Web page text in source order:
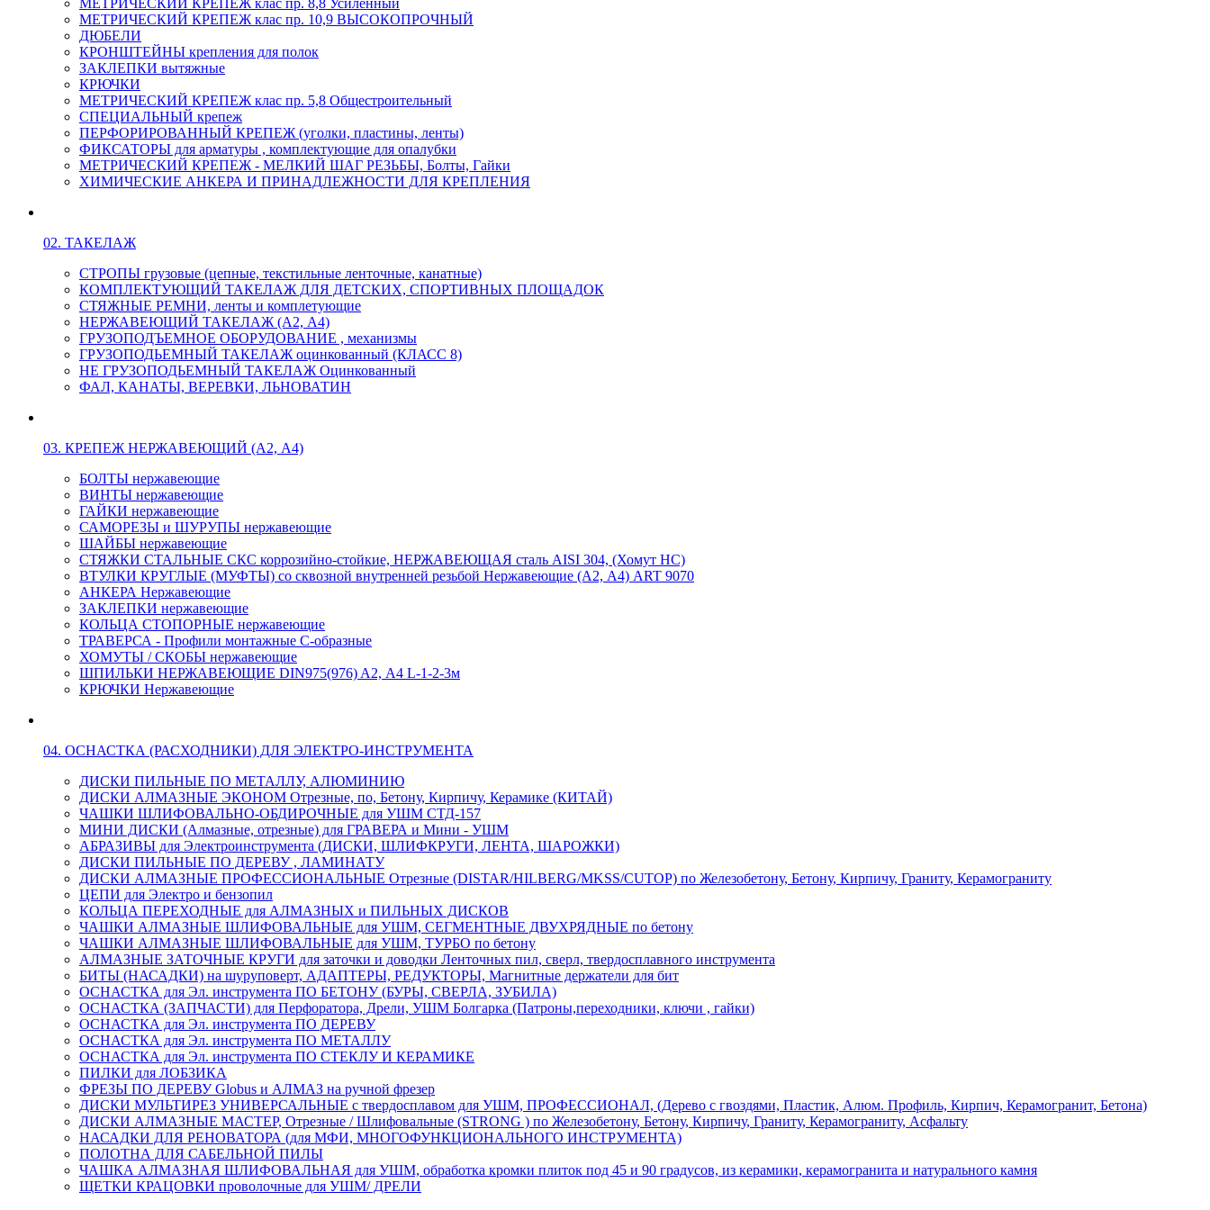
МЕТРИЧЕСКИЙ КРЕПЕЖ клас пр. 8,8 Усиленный
МЕТРИЧЕСКИЙ КРЕПЕЖ клас пр. 10,9 ВЫСОКОПРОЧНЫЙ
ДЮБЕЛИ
КРОНШТЕЙНЫ крепления для полок
ЗАКЛЕПКИ вытяжные
КРЮЧКИ
МЕТРИЧЕСКИЙ КРЕПЕЖ клас пр. 5,8 Общестроительный
СПЕЦИАЛЬНЫЙ крепеж
ПЕРФОРИРОВАННЫЙ КРЕПЕЖ (уголки, пластины, ленты)
ФИКСАТОРЫ для арматуры , комплектующие для опалубки
МЕТРИЧЕСКИЙ КРЕПЕЖ - МЕЛКИЙ ШАГ РЕЗЬБЫ, Болты, Гайки
ХИМИЧЕСКИЕ АНКЕРА И ПРИНАДЛЕЖНОСТИ ДЛЯ КРЕПЛЕНИЯ
02. ТАКЕЛАЖ
СТРОПЫ грузовые (цепные, текстильные ленточные, канатные)
КОМПЛЕКТУЮЩИЙ ТАКЕЛАЖ ДЛЯ ДЕТСКИХ, СПОРТИВНЫХ ПЛОЩАДОК
СТЯЖНЫЕ РЕМНИ, ленты и комплетующие
НЕРЖАВЕЮЩИЙ ТАКЕЛАЖ (А2, А4)
ГРУЗОПОДЪЕМНОЕ ОБОРУДОВАНИЕ , механизмы
ГРУЗОПОДЬЕМНЫЙ ТАКЕЛАЖ оцинкованный (КЛАСС 8)
НЕ ГРУЗОПОДЬЕМНЫЙ ТАКЕЛАЖ Оцинкованный
ФАЛ, КАНАТЫ, ВЕРЕВКИ, ЛЬНОВАТИН
03. КРЕПЕЖ НЕРЖАВЕЮЩИЙ (А2, А4)
БОЛТЫ нержавеющие
ВИНТЫ нержавеющие
ГАЙКИ нержавеющие
САМОРЕЗЫ и ШУРУПЫ нержавеющие
ШАЙБЫ нержавеющие
СТЯЖКИ СТАЛЬНЫЕ СКС коррозийно-стойкие, НЕРЖАВЕЮЩАЯ сталь AISI 304, (Хомут НС)
ВТУЛКИ КРУГЛЫЕ (МУФТЫ) со сквозной внутренней резьбой Нержавеющие (А2, А4) ART 9070
АНКЕРА Нержавеющие
ЗАКЛЕПКИ нержавеющие
КОЛЬЦА СТОПОРНЫЕ нержавеющие
ТРАВЕРСА - Профили монтажные С-образные
ХОМУТЫ / СКОБЫ нержавеющие
ШПИЛЬКИ НЕРЖАВЕЮЩИЕ DIN975(976) A2, А4 L-1-2-3м
КРЮЧКИ Нержавеющие
04. ОСНАСТКА (РАСХОДНИКИ) ДЛЯ ЭЛЕКТРО-ИНСТРУМЕНТА
ДИСКИ ПИЛЬНЫЕ ПО МЕТАЛЛУ, АЛЮМИНИЮ
ДИСКИ АЛМАЗНЫЕ ЭКОНОМ Отрезные, по, Бетону, Кирпичу, Керамике (КИТАЙ)
ЧАШКИ ШЛИФОВАЛЬНО-ОБДИРОЧНЫЕ для УШМ СТД-157
МИНИ ДИСКИ (Алмазные, отрезные) для ГРАВЕРА и Мини - УШМ
АБРАЗИВЫ для Электроинструмента (ДИСКИ, ШЛИФКРУГИ, ЛЕНТА, ШАРОЖКИ)
ДИСКИ ПИЛЬНЫЕ ПО ДЕРЕВУ , ЛАМИНАТУ
ДИСКИ АЛМАЗНЫЕ ПРОФЕССИОНАЛЬНЫЕ Отрезные (DISTAR/HILBERG/MKSS/CUTOP) по Железобетону, Бетону, Кирпичу, Граниту, Керамограниту
ЦЕПИ для Электро и бензопил
КОЛЬЦА ПЕРЕХОДНЫЕ для АЛМАЗНЫХ и ПИЛЬНЫХ ДИСКОВ
ЧАШКИ АЛМАЗНЫЕ ШЛИФОВАЛЬНЫЕ для УШМ, СЕГМЕНТНЫЕ ДВУХРЯДНЫЕ по бетону
ЧАШКИ АЛМАЗНЫЕ ШЛИФОВАЛЬНЫЕ для УШМ, ТУРБО по бетону
АЛМАЗНЫЕ ЗАТОЧНЫЕ КРУГИ для заточки и доводки Ленточных пил, сверл, твердосплавного инструмента
БИТЫ (НАСАДКИ) на шуруповерт, АДАПТЕРЫ, РЕДУКТОРЫ, Магнитные держатели для бит
ОСНАСТКА для Эл. инструмента ПО БЕТОНУ (БУРЫ, СВЕРЛА, ЗУБИЛА)
ОСНАСТКА (ЗАПЧАСТИ) для Перфоратора, Дрели, УШМ Болгарка (Патроны,переходники, ключи , гайки)
ОСНАСТКА для Эл. инструмента ПО ДЕРЕВУ
ОСНАСТКА для Эл. инструмента ПО МЕТАЛЛУ
ОСНАСТКА для Эл. инструмента ПО СТЕКЛУ И КЕРАМИКЕ
ПИЛКИ для ЛОБЗИКА
ФРЕЗЫ ПО ДЕРЕВУ Globus и АЛМАЗ на ручной фрезер
ДИСКИ МУЛЬТИРЕЗ УНИВЕРСАЛЬНЫЕ с твердосплавом для УШМ, ПРОФЕССИОНАЛ, (Дерево с гвоздями, Пластик, Алюм. Профиль, Кирпич, Керамогранит, Бетона)
ДИСКИ АЛМАЗНЫЕ МАСТЕР, Отрезные / Шлифовальные (STRONG ) по Железобетону, Бетону, Кирпичу, Граниту, Керамограниту, Асфальту
НАСАДКИ ДЛЯ РЕНОВАТОРА (для МФИ, МНОГОФУНКЦИОНАЛЬНОГО ИНСТРУМЕНТА)
ПОЛОТНА ДЛЯ САБЕЛЬНОЙ ПИЛЫ
ЧАШКА АЛМАЗНАЯ ШЛИФОВАЛЬНАЯ для УШМ, обработка кромки плиток под 45 и 90 градусов, из керамики, керамогранита и натурального камня
ЩЕТКИ КРАЦОВКИ проволочные для УШМ/ ДРЕЛИ